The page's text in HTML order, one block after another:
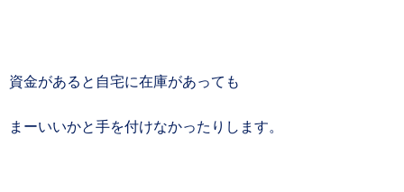
資金があると自宅に在庫があっても
まーいいかと手を付けなかったりします。